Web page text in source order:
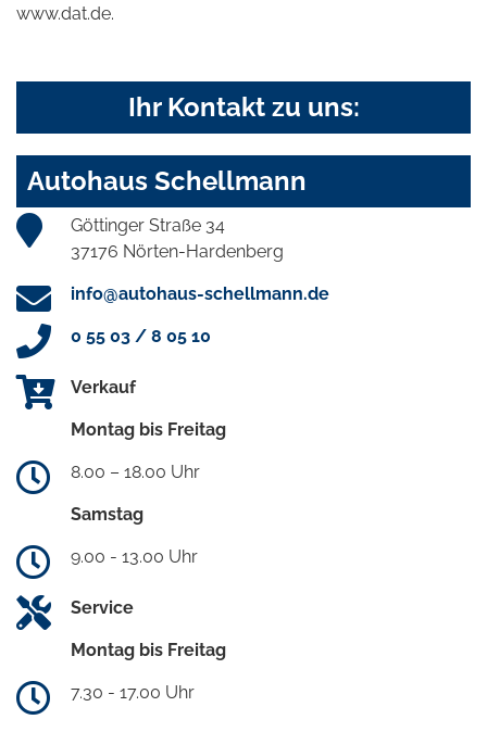
www.dat.de.
Ihr Kontakt zu uns:
Autohaus Schellmann
Göttinger Straße 34
37176 Nörten-Hardenberg
info@autohaus-schellmann.de
0 55 03 / 8 05 10
Verkauf
Montag bis Freitag
8.00 – 18.00 Uhr
Samstag
9.00 - 13.00 Uhr
Service
Montag bis Freitag
7.30 - 17.00 Uhr